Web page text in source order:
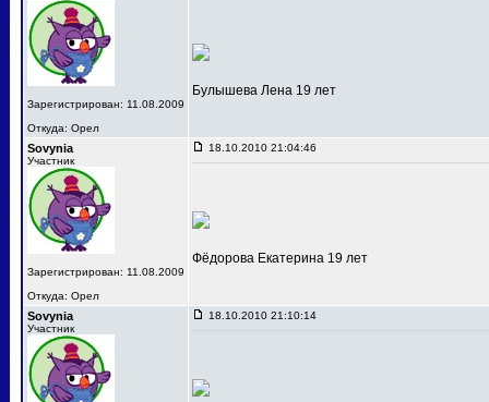
Зарегистрирован: 11.08.2009
Откуда: Орел
Булышева Лена 19 лет
Sovynia
Участник
Зарегистрирован: 11.08.2009
Откуда: Орел
18.10.2010 21:04:46
Фёдорова Екатерина 19 лет
Sovynia
Участник
18.10.2010 21:10:14